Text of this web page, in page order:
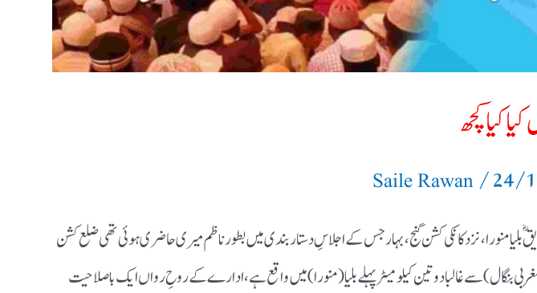
کیا کچھ
Saile Rawan /24/
بلیا منورا، نزد کانکی کشن گنج، بہار جس کے اجلاسِ دستار بندی میں بطور ناظم میری حاضری ہوئی تھی ضلع کشن
بنگال)سے غالبا دو تین کیلو میٹر پہلے بلیا ( منورا) میں واقع ہے،ادارے کے روحِ رواں ایک باصلاحیت